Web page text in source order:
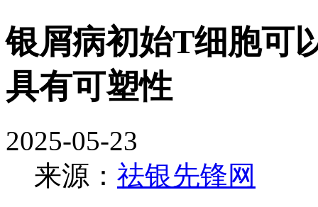
银屑病初始T细胞可
具有可塑性
2025-05-23
来源： 祛银先锋网